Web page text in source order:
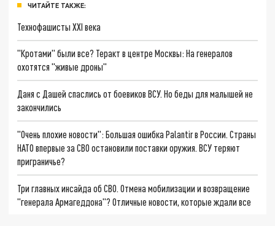
ЧИТАЙТЕ ТАКЖЕ:
Технофашисты XXI века
"Кротами" были все? Теракт в центре Москвы: На генералов
охотятся "живые дроны"
Даня с Дашей спаслись от боевиков ВСУ. Но беды для малышей не
закончились
"Очень плохие новости": Большая ошибка Palantir в России. Страны
НАТО впервые за СВО остановили поставки оружия. ВСУ теряют
приграничье?
Три главных инсайда об СВО. Отмена мобилизации и возвращение
"генерала Армагеддона"? Отличные новости, которые ждали все